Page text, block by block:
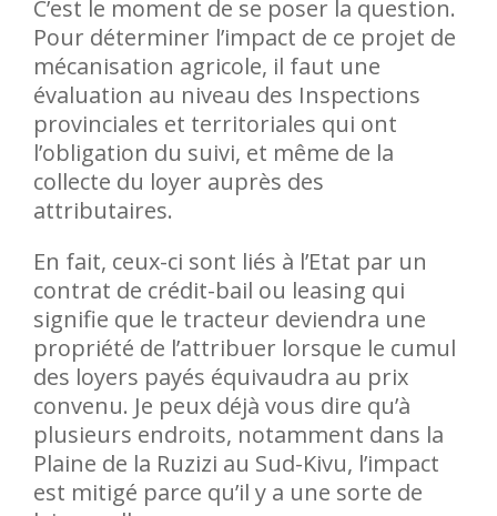
C’est le moment de se poser la question.
Pour déterminer l’impact de ce projet de
mécanisation agricole, il faut une
évaluation au niveau des Inspections
provinciales et territoriales qui ont
l’obligation du suivi, et même de la
collecte du loyer auprès des
attributaires.
En fait, ceux-ci sont liés à l’Etat par un
contrat de crédit-bail ou leasing qui
signifie que le tracteur deviendra une
propriété de l’attribuer lorsque le cumul
des loyers payés équivaudra au prix
convenu. Je peux déjà vous dire qu’à
plusieurs endroits, notamment dans la
Plaine de la Ruzizi au Sud-Kivu, l’impact
est mitigé parce qu’il y a une sorte de